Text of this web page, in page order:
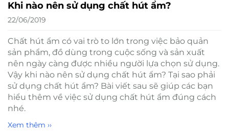
Khi nào nên sử dụng chất hút ẩm?
22/06/2019
Chất hút ẩm có vai trò to lớn trong việc bảo quản
sản phẩm, đồ dùng trong cuộc sống và sản xuất
nên ngày càng được nhiều người lựa chọn sử dụng.
Vậy khi nào nên sử dụng chất hút ẩm? Tại sao phải
sử dụng chất hút ẩm? Bài viết sau sẽ giúp các bạn
hiểu thêm về việc sử dụng chất hút ẩm đúng cách
nhé.
Xem thêm ››